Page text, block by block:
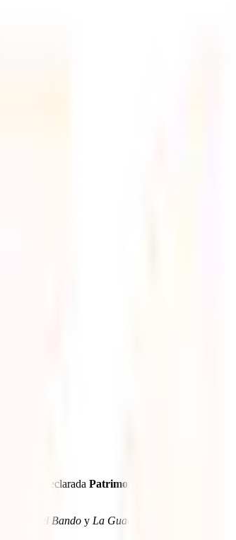
ha sido declarada Patrimonio Cultural
Lectura del Bando y La Guacherna